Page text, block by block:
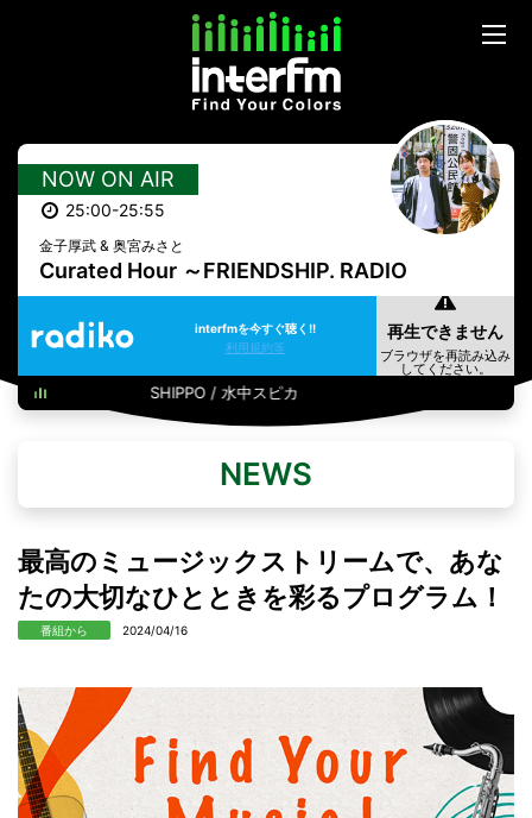
NOW ON AIR
25:00-25:55
金子厚武 & 奥宮みさと
Curated Hour ～FRIENDSHIP. RADIO
interfmを今すぐ聴く!!
利用規約等
SHIPPO / 水中スピカ
NEWS
最高のミュージックストリームで、あな
たの大切なひとときを彩るプログラム！
番組から 2024/04/16